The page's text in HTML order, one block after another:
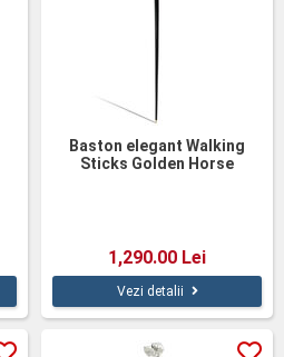
Baston elegant Walking
Sticks Golden Horse
1,290.00 Lei
Vezi detalii